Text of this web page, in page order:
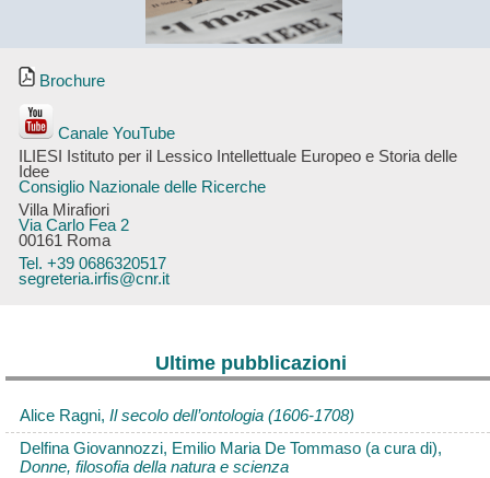
Brochure
Canale YouTube
ILIESI Istituto per il Lessico Intellettuale Europeo e Storia delle
Idee
Consiglio Nazionale delle Ricerche
Villa Mirafiori
Via Carlo Fea 2
00161 Roma
Tel. +39 0686320517
segreteria.irfis@cnr.it
Ultime pubblicazioni
Alice Ragni, Il secolo dell’ontologia (1606-1708)
Delfina Giovannozzi, Emilio Maria De Tommaso (a cura di),
Donne, filosofia della natura e scienza